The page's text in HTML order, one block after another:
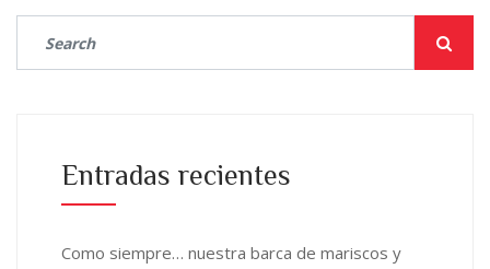
Entradas recientes
Como siempre… nuestra barca de mariscos y